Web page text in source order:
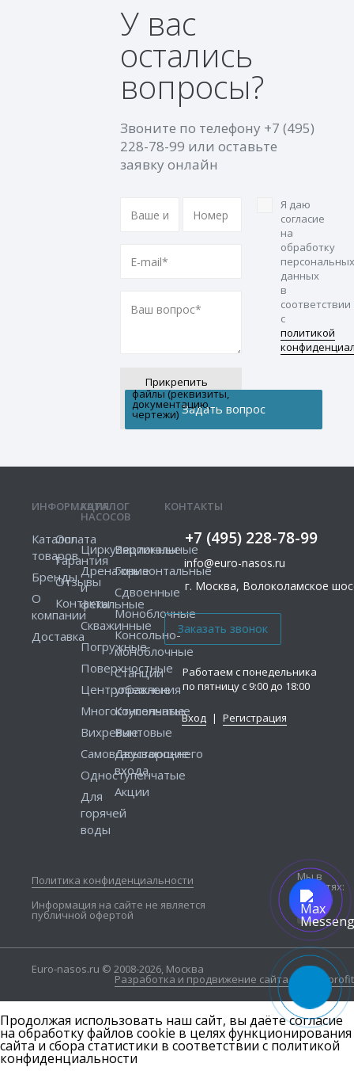
У вас
остались
вопросы?
Звоните по телефону +7 (495)
228-78-99 или оставьте
заявку онлайн
Прикрепить
файлы (реквизиты,
документацию,
чертежи)
Я даю
согласие
на
обработку
персональных
данных
в
соответствии
с
политикой
КОНТАКТЫ
+7 (495) 228-78-99
info@euro-nasos.ru
г. Москва, Волоколамское
Работаем с понедельника
по пятницу с 9:00 до 18:00
Вход | Регистрация
ИНФОРМАЦИЯ
Каталог
товаров
Бренды
О
компании
Доставка
Оплата
Гарантия
Отзывы
Контакты
КАТАЛОГ
НАСОСОВ
Циркуляционные
Дренажные
и
фекальные
Скважинные
Погружные
Поверхностные
Центробежные
Многоступенчатые
Вихревые
Самовсасывающие
Одноступенчатые
Для
горячей
воды
Вертикальные
Горизонтальные
Сдвоенные
Моноблочные
Консольно-
моноблочные
Станции
управления
Консольные
Винтовые
Двустороннего
входа
Акции
Политика конфиденциальности
Информация на сайте не является
публичной офертой
Мы в
соцсетях:
Euro-nasos.ru © 2008-2026, Москва
Разработка и продвижение сайта — Seo4profit
Продолжая использовать наш сайт, вы даёте согласие
на обработку файлов cookie в целях функционирования
сайта и сбора статистики в соответствии с политикой
конфиденциальности